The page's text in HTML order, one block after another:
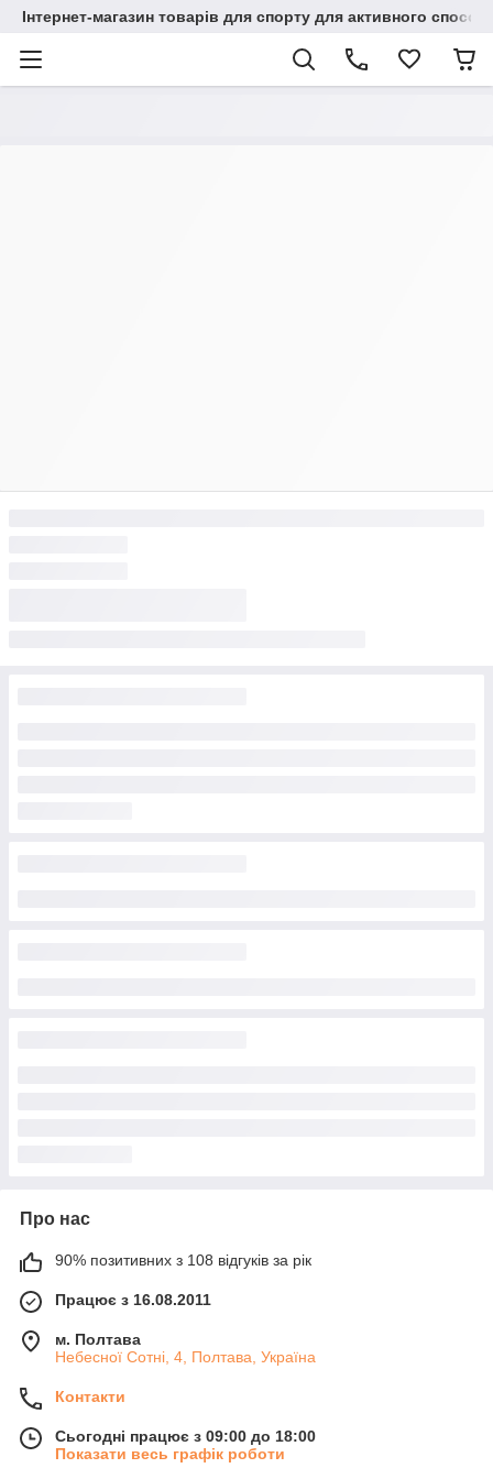
Інтернет-магазин товарів для спорту для активного
Про нас
90% позитивних з 108 відгуків за рік
Працює з 16.08.2011
м. Полтава
Небесної Сотні, 4, Полтава, Україна
Контакти
Сьогодні працює з 09:00 до 18:00
Показати весь графік роботи